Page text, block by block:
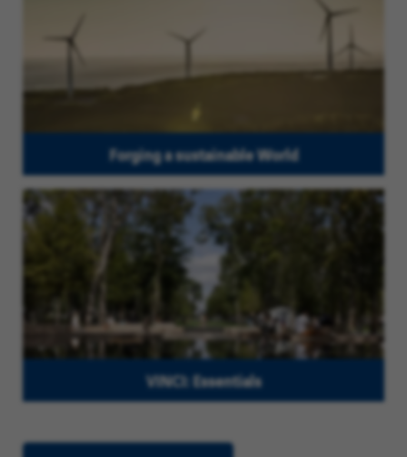
Forging a sustainable World
VINCI: Essentials